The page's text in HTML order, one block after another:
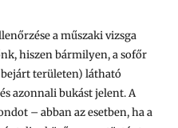
a műszaki vizsga
hiszen bármilyen, a sofőr
területen) látható
azonnali bukást jelent. A
– abban az esetben, ha a